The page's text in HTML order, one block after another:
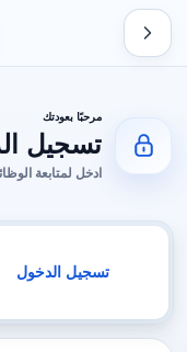
مرحبًا بعودتك
تسجيل
ادخل لمتابعة
تسجيل الدخول